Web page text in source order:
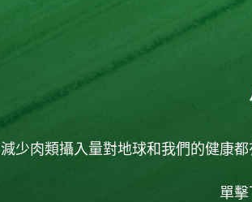
減少肉類攝入量對地球和我們的健康
單